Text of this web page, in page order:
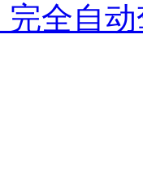
完全自